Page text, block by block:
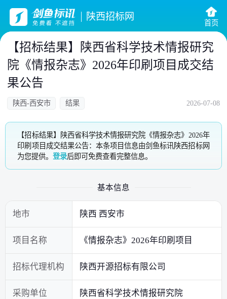
陕西招标网
首页
【招标结果】陕西省科学技术情报研究
院《情报杂志》2026年印刷项目成交结
果公告
陕西-西安市 结果 2026-07-08
【招标结果】陕西省科学技术情报研究院《情报杂志》2026年
印刷项目成交结果公告：本条项目信息由剑鱼标讯陕西招标网
为您提供。登录后即可免费查看完整信息。
基本信息
地市 陕西 西安市
项目名称 《情报杂志》2026年印刷项目
招标代理机构 陕西开源招标有限公司
采购单位 陕西省科学技术情报研究院